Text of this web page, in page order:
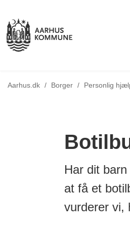
Aarhus.dk / Borger / Personlig
Har dit
at få et
vurderer vi,